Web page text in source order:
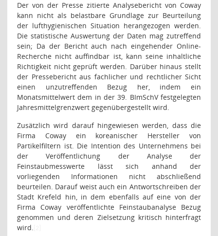
Der von der Presse zitierte Analysebericht von Coway
kann nicht als belastbare Grundlage zur Beurteilung
der lufthygienischen Situation herangezogen werden.
Die statistische Auswertung der Daten mag zutreffend
sein; Da der Bericht auch nach eingehender Online-
Recherche nicht auffindbar ist, kann seine inhaltliche
Richtigkeit nicht geprüft werden. Darüber hinaus stellt
der Pressebericht aus fachlicher und rechtlicher Sicht
einen unzutreffenden Bezug her, indem ein
Monatsmittelwert dem in der 39. BImSchV festgelegten
Jahresmittelgrenzwert gegenübergestellt wird.
Zusätzlich wird darauf hingewiesen werden, dass die
Firma Coway ein koreanischer Hersteller von
Partikelfiltern ist. Die Intention des Unternehmens bei
der Veröffentlichung der Analyse der
Feinstaubmesswerte lässt sich anhand der
vorliegenden Informationen nicht abschließend
beurteilen. Darauf weist auch ein Antwortschreiben der
Stadt Krefeld hin, in dem ebenfalls auf eine von der
Firma Coway veröffentlichte Feinstaubanalyse Bezug
genommen und deren Zielsetzung kritisch hinterfragt
wird.